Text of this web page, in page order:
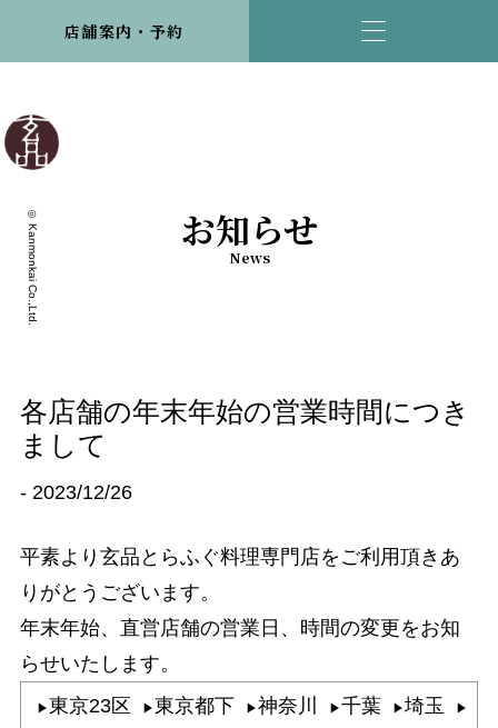
店舗案内・予約
© Kanmonkai Co.,Ltd. お知らせ
News
各店舗の年末年始の営業時間につき
まして
- 2023/12/26
平素より玄品とらふぐ料理専門店をご利用頂きあ
りがとうございます。
年末年始、直営店舗の営業日、時間の変更をお知
らせいたします。
東京23区
東京都下 神奈川 千葉
埼玉